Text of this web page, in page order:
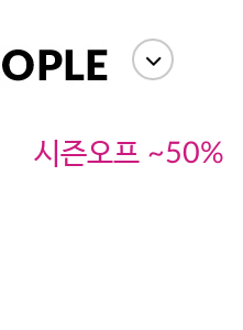
시즌오프 ~50%